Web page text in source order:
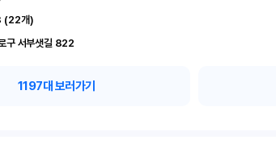
(22개)
구 서부샛길 822
1197대 보러가기